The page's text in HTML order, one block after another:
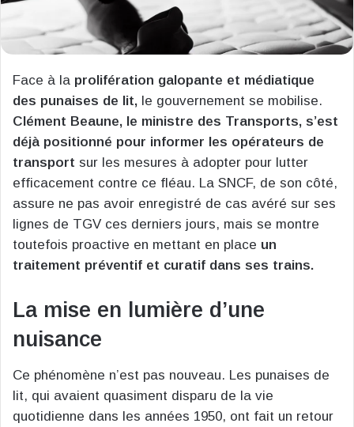
Face à la prolifération galopante et médiatique
des punaises de lit, le gouvernement se mobilise.
Clément Beaune, le ministre des Transports, s’est
déjà positionné pour informer les opérateurs de
transport sur les mesures à adopter pour lutter
efficacement contre ce fléau. La SNCF, de son côté,
assure ne pas avoir enregistré de cas avéré sur ses
lignes de TGV ces derniers jours, mais se montre
toutefois proactive en mettant en place un
traitement préventif et curatif dans ses trains.
La mise en lumière d’une
nuisance
Ce phénomène n’est pas nouveau. Les punaises de
lit, qui avaient quasiment disparu de la vie
quotidienne dans les années 1950, ont fait un retour